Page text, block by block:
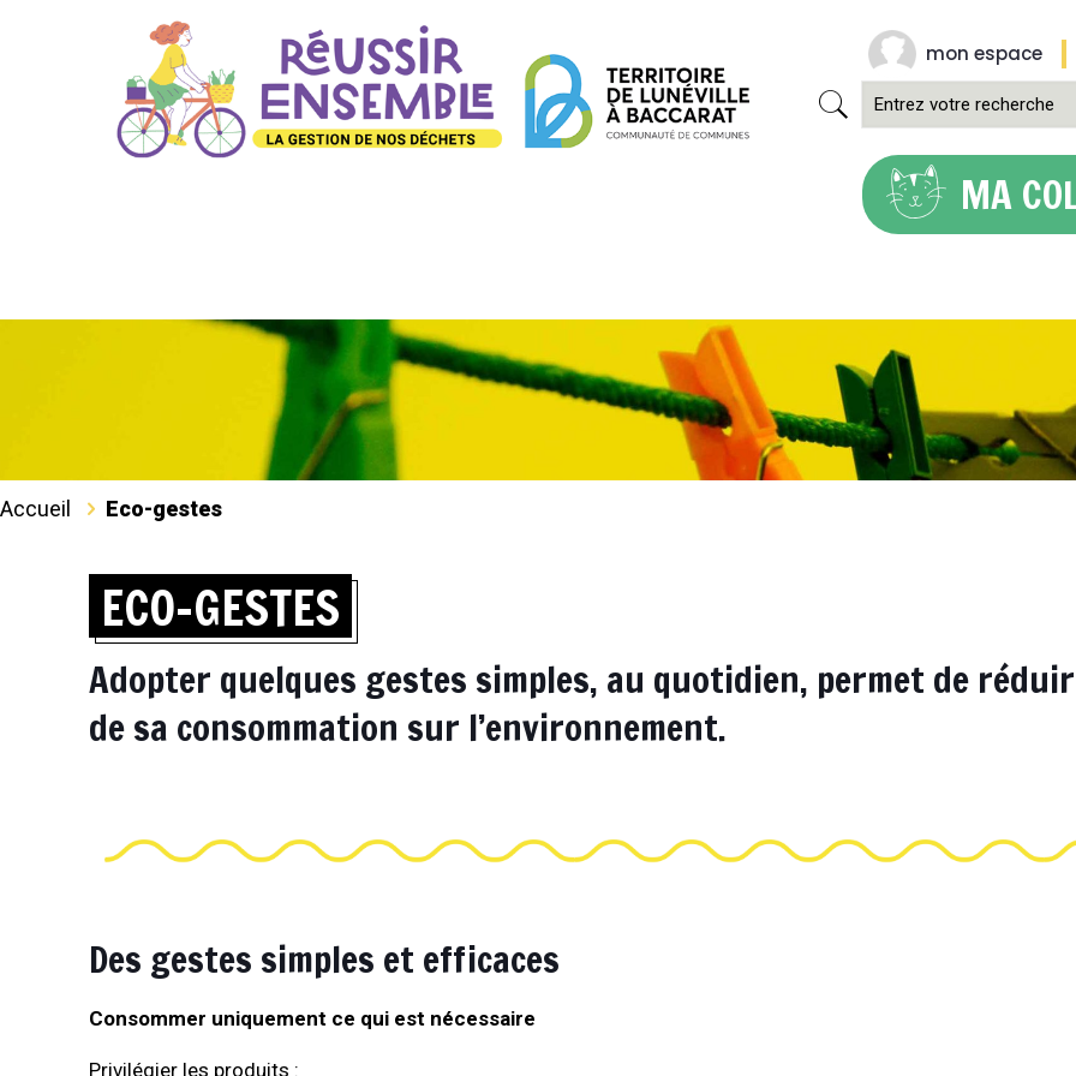
mon espace
MA
Accueil Eco-gestes
ECO-GESTES
Adopter quelques gestes simples, au quotidien, permet de
de sa consommation sur l’environnement.
Des gestes simples et efficaces
Consommer uniquement ce qui est nécessaire
Privilégier les produits :